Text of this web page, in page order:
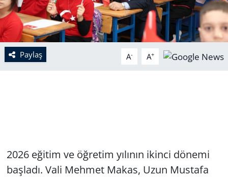
Paylaş A- A+
2026 eğitim ve öğretim yılının ikinci dönemi
başladı. Vali Mehmet Makas, Uzun Mustafa